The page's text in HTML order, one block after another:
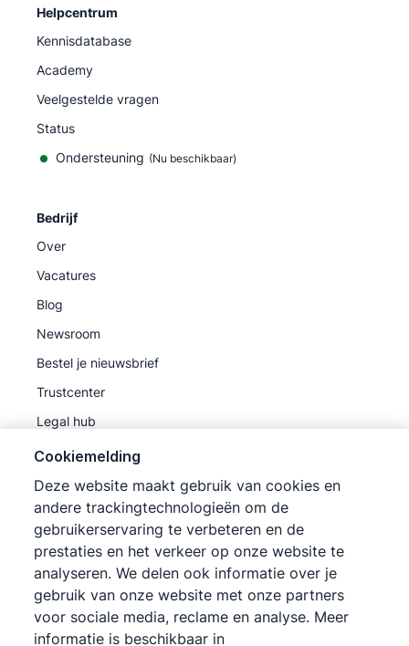
Helpcentrum
Kennisdatabase
Academy
Veelgestelde vragen
Status
Ondersteuning (Nu beschikbaar)
Bedrijf
Over
Vacatures
Blog
Newsroom
Bestel je nieuwsbrief
Trustcenter
Legal hub
Sub-processors
©2026Pipedrive
Pipedrive
Gebruiksvoorwaarden
Pipedrive
Privacyverklaring
Sitemap
Cookiemelding
Deze website maakt gebruik van cookies en
andere trackingtechnologieën om de
gebruikerservaring te verbeteren en de
prestaties en het verkeer op onze website te
analyseren. We delen ook informatie over je
gebruik van onze website met onze partners
voor sociale media, reclame en analyse. Meer
informatie is beschikbaar in